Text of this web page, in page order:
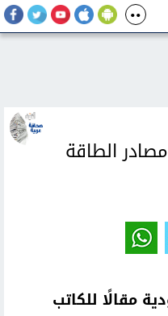
الطاقة
مقالًا للكاتب